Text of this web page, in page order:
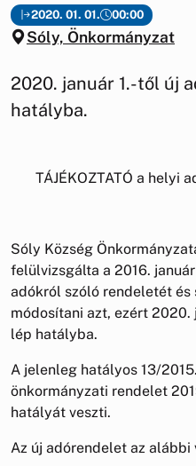
2020. 01. 01. 00:00
Sóly, Önkormányzat
2020. január 1.-től új
hatályba.
TÁJÉKOZTATÓ a helyi
Sóly Község
felülvizsgálta a 2016.
adókról szóló rendeletét
módosítani azt, ezért
lép hatályba.
A jelenleg hatályos 13/
önkormányzati rendelet
hatályát veszti.
Az új adórendelet az